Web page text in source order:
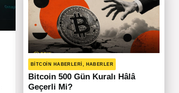
BITCOIN HABERLERI, HABERLER
Bitcoin 500 Gün Kuralı Hâlâ
Geçerli Mi?